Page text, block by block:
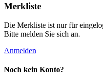
Merkliste
Die Merkliste ist nur für
Bitte melden Sie sich an.
Anmelden
Noch kein Konto?